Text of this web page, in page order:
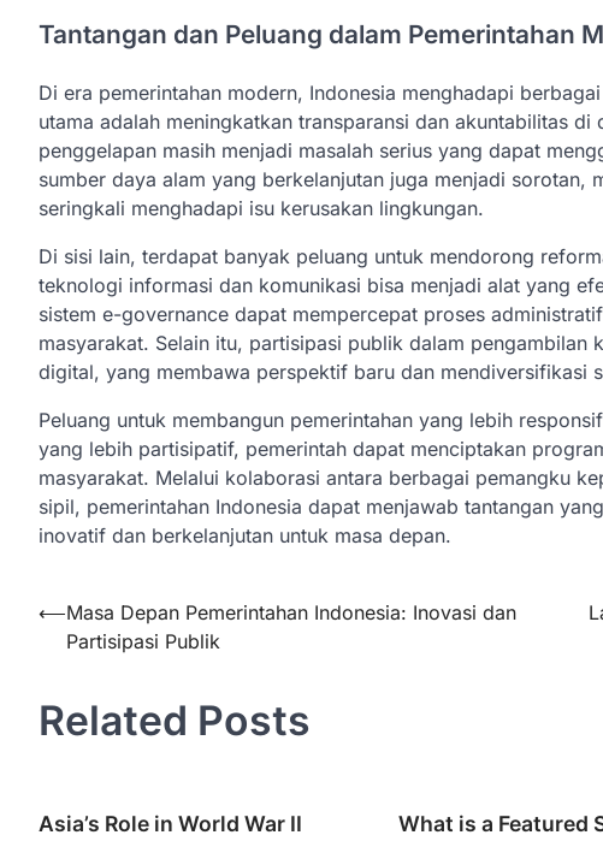
Tantangan dan Peluang dalam Pemerintahan
Di era pemerintahan modern, Indonesia menghadapi
utama adalah meningkatkan transparansi dan akuntabilitas
penggelapan masih menjadi masalah serius yang dapat
sumber daya alam yang berkelanjutan juga menjadi sorotan,
seringkali menghadapi isu kerusakan lingkungan.
Di sisi lain, terdapat banyak peluang untuk mendorong
teknologi informasi dan komunikasi bisa menjadi alat yang
sistem e-governance dapat mempercepat proses
masyarakat. Selain itu, partisipasi publik dalam
digital, yang membawa perspektif baru dan mendiversifikasi
Peluang untuk membangun pemerintahan yang lebih
yang lebih partisipatif, pemerintah dapat menciptakan
masyarakat. Melalui kolaborasi antara berbagai pemangku
sipil, pemerintahan Indonesia dapat menjawab tantangan
inovatif dan berkelanjutan untuk masa depan.
Post
navigation
⟵Masa Depan Pemerintahan Indonesia: Inovasi dan
Partisipasi Publik
Related Posts
Asia’s Role in World War II What is a Featured